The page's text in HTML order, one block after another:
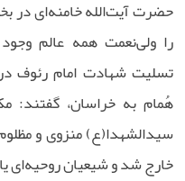
حضرت آیت‌الله خامنه‌ای
را ولی‌نعمت همه عالم
تسلیت شهادت امام رئوف
هُمام به خراسان،
سیدالشهدا(ع) منزوی و مظلوم
خارج شد و شیعیان روحیه‌ای